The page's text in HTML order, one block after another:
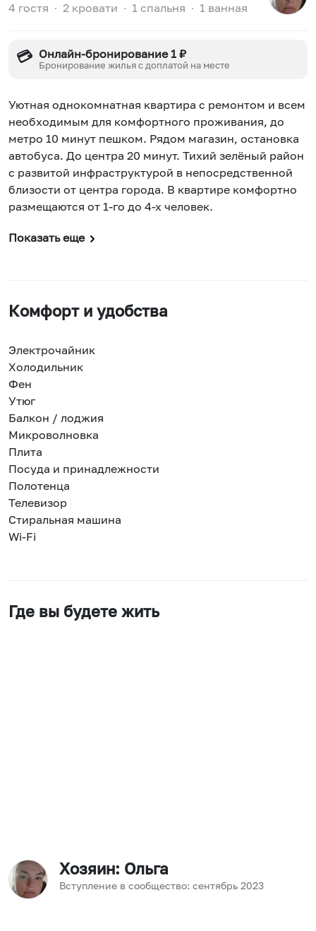
4 гостя ∙ 2 кровати ∙ 1 спальня ∙ 1 ванная
💳 Онлайн-бронирование 1 ₽
Бронирование жилья с доплатой на месте
Уютная однокомнатная квартира с ремонтом и всем
необходимым для комфортного проживания, до
метро 10 минут пешком. Рядом магазин, остановка
автобуса. До центра 20 минут. Тихий зелёный район
с развитой инфраструктурой в непосредственной
близости от центра города. В квартире комфортно
размещаются от 1-го до 4-х человек.
Показать еще
Комфорт и удобства
Электрочайник
Холодильник
Фен
Утюг
Балкон / лоджия
Микроволновка
Плита
Посуда и принадлежности
Полотенца
Телевизор
Стиральная машина
Wi-Fi
Где вы будете жить
Хозяин: Ольга
Вступление в сообщество: сентябрь 2023